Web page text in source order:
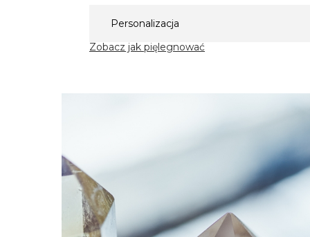
Personalizacja
Zobacz jak pięlegnować